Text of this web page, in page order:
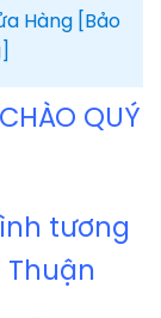
Hàng [Bảo
QUÝ
tương
Thuận